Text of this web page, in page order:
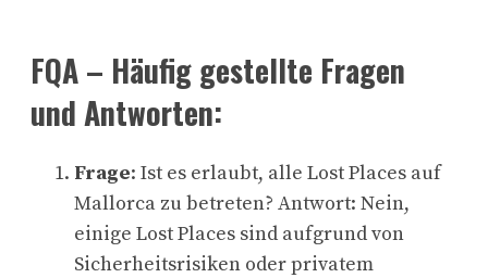
FQA – Häufig gestellte Fragen
und Antworten:
Frage: Ist es erlaubt, alle Lost Places auf
Mallorca zu betreten? Antwort: Nein,
einige Lost Places sind aufgrund von
Sicherheitsrisiken oder privatem